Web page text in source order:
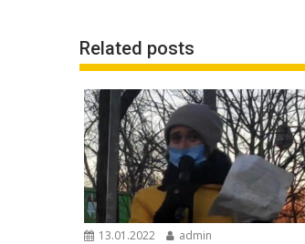
Related posts
13.01.2022 admin